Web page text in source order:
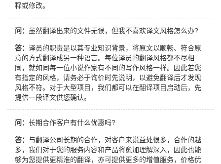
释或修改。
问： 虽然翻译出来的文件无误，但我不喜欢译文风格怎么办?
答： 译员的职责是以其专业知识背景，将原文以顺畅、符合原
意的方式翻译成另一种语言。每位译员的翻译风格都不尽相
同，就如同每一位小说作家有不同的写作风格一样。因此若您
有指定的风格，请务必于询价时先说明，以避免翻译后才发现
风格不符。对于大型项目，我们都可以在翻译项目启动后，先
提供一段译文供您确认。
问： 长期合作客户有什么优惠吗?
答： 与翻译公司长期的合作，对客户来说益处很多，合作的越
多，我们对于您的服务内容和产品将愈加理解深入，因此也能
够为您提供更精淮的翻译，亦可提供更多的增值服务，价格优